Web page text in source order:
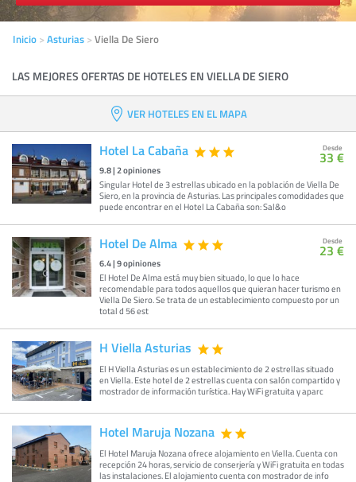
Inicio Asturias Viella De Siero
LAS MEJORES OFERTAS DE HOTELES EN VIELLA DE SIERO
VER HOTELES EN EL MAPA
Hotel La Cabaña
9.8|2opiniones
Singular Hotel de 3 estrellas ubicado en la población de Viella De
Siero, en la provincia de Asturias. Las principales comodidades que
puede encontrar en el Hotel La Cabaña son: Sal&o
Desde
33 €
Hotel De Alma
6.4|9opiniones
El Hotel De Alma está muy bien situado, lo que lo hace
recomendable para todos aquellos que quieran hacer turismo en
Viella De Siero. Se trata de un establecimiento compuesto por un
total d 56 est
Desde
23 €
H Viella Asturias
El H Viella Asturias es un establecimiento de 2 estrellas situado
en Viella. Este hotel de 2 estrellas cuenta con salón compartido y
mostrador de información turística. Hay WiFi gratuita y aparc
Hotel Maruja Nozana
El Hotel Maruja Nozana ofrece alojamiento en Viella. Cuenta con
recepción 24 horas, servicio de conserjería y WiFi gratuita en todas
las instalaciones. El alojamiento cuenta con mostrador de info